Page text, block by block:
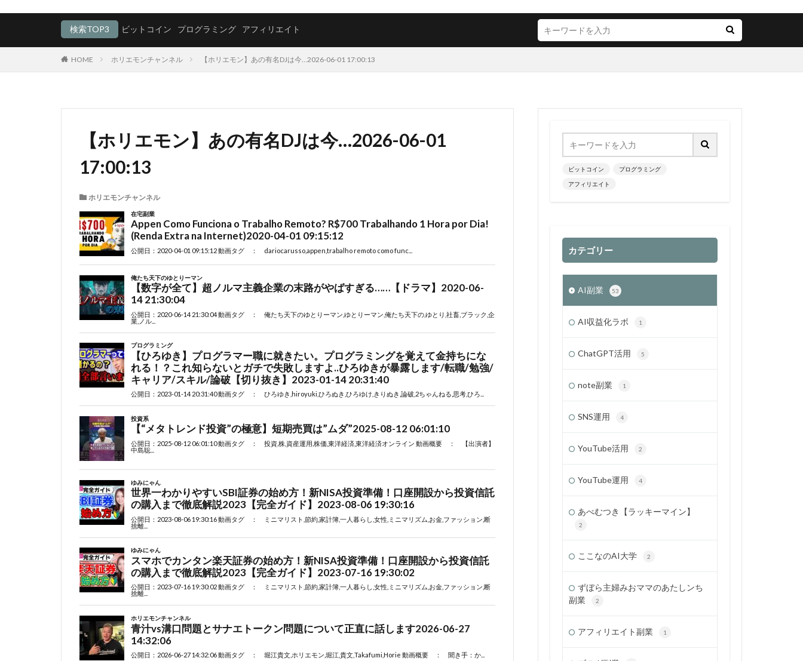
検索TOP3 ビットコイン プログラミング アフィリエイト
HOME ホリエモンチャンネル 【ホリエモン】あの有名DJは今…2026-06-01 17:00:13
【ホリエモン】あの有名DJは今…2026-06-01
17:00:13
ホリエモンチャンネル
ビットコイン プログラミング
アフィリエイト
カテゴリー
AI副業 53
AI収益化ラボ 1
ChatGPT活用 5
note副業 1
SNS運用 4
YouTube活用 2
YouTube運用 4
あべむつき【ラッキーマイン】
2
ここなのAI大学 2
ずぼら主婦みおママのあたしンち
副業
2
アフィリエイト副業 1